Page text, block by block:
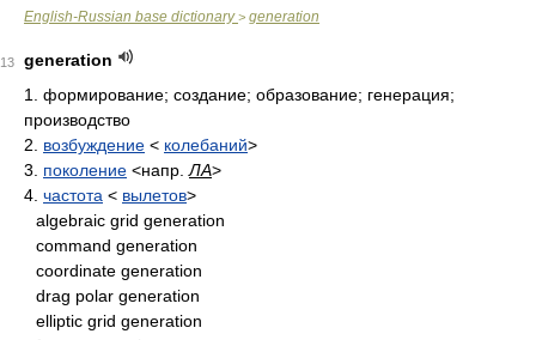
English-Russian base dictionary> generation
13
generation
1. формирование; создание; образование; генерация;
производство
2. возбуждение < колебаний>
3. поколение <напр. ЛА>
4. частота < вылетов>
algebraic grid generation
command generation
coordinate generation
drag polar generation
elliptic grid generation